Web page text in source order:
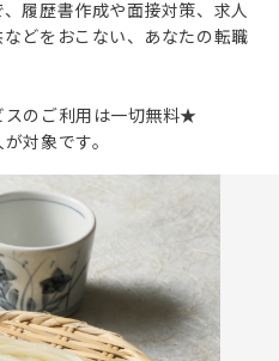
履歴書作成や面接対策、求人
どをおこない、あなたの転職
のご利用は一切無料★
対象です。